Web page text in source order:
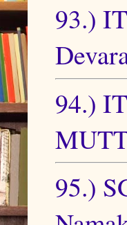
93.)
94.)
95.)